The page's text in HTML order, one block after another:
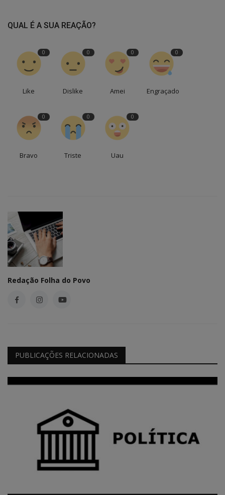
QUAL É A SUA REAÇÃO?
0
Like
0
Dislike
0
Amei
0
Engraçado
0
Bravo
0
Triste
0
Uau
Redação Folha do Povo
PUBLICAÇÕES RELACIONADAS